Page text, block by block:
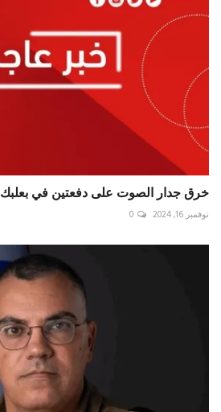
خرق جدار الصوت على دفعتين في ⁧‫بعلبك‬⁩
نوفمبر 16, 2024 0